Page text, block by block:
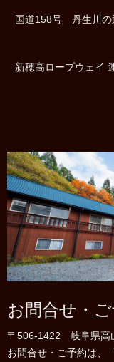
国道158号 丹生川の
新穂高ロープウェイ
お問合せ・
〒506-1422 岐阜県高
お問合せ・ご予約は、